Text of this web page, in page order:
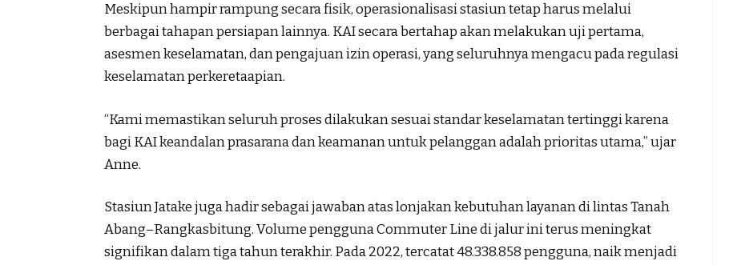
Meskipun hampir rampung secara fisik, operasionalisasi stasiun tetap harus melalui
berbagai tahapan persiapan lainnya. KAI secara bertahap akan melakukan uji pertama,
asesmen keselamatan, dan pengajuan izin operasi, yang seluruhnya mengacu pada regulasi
keselamatan perkeretaapian.
“Kami memastikan seluruh proses dilakukan sesuai standar keselamatan tertinggi karena
bagi KAI keandalan prasarana dan keamanan untuk pelanggan adalah prioritas utama,” ujar
Anne.
Stasiun Jatake juga hadir sebagai jawaban atas lonjakan kebutuhan layanan di lintas Tanah
Abang–Rangkasbitung. Volume pengguna Commuter Line di jalur ini terus meningkat
signifikan dalam tiga tahun terakhir. Pada 2022, tercatat 48.338.858 pengguna, naik menjadi